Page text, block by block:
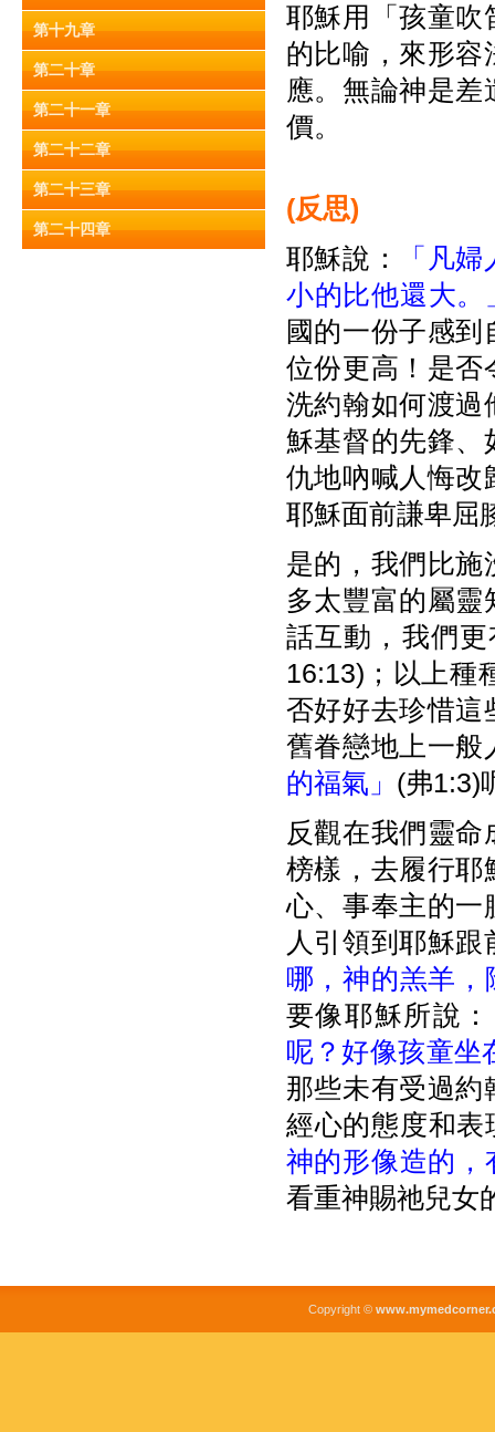
第十九章
第二十章
第二十一章
第二十二章
第二十三章
第二十四章
耶穌用「孩童吹
的比喻，來形容
應。無論神是
價。
(反思)
耶穌說：
「凡
小的比他還大。
國的一份子感
位份更高！是否
洗約翰如何渡過
穌基督的先鋒、
仇地吶喊人悔改
耶穌面前謙卑屈
是的，我們比施
多太豐富的屬
話互動，我們更
16:13)；以上種
否好好去珍惜這
舊眷戀地上一般
的福氣」 (弗1:3)
反觀在我們靈
榜樣，去履行耶
心、事奉主的一
人引領到耶穌
哪，神的羔羊
要像耶穌所說：
呢？好像孩童
那些未有受過約
經心的態度和表
神的形像造的
看重神賜祂兒女
Copyright ©